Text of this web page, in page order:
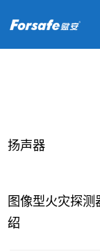
扬声器
图像型火灾探测
绍
...